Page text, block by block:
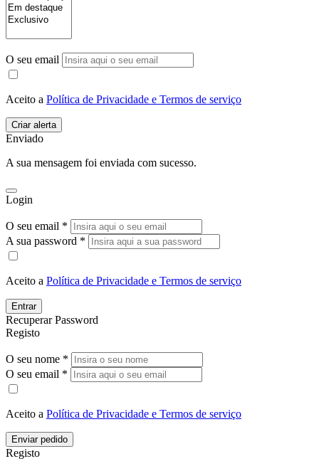
O seu email
Aceito a Política de Privacidade e Termos de serviço
Enviado
A sua mensagem foi enviada com sucesso.
Login
O seu email *
A sua password *
Aceito a Política de Privacidade e Termos de serviço
Entrar
Recuperar Password
Registo
O seu nome *
O seu email *
Aceito a Política de Privacidade e Termos de serviço
Enviar pedido
Registo